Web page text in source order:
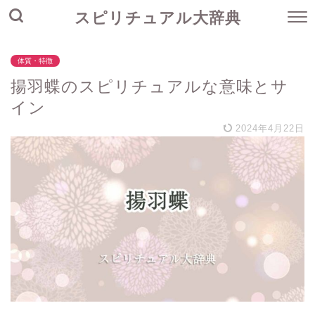
スピリチュアル大辞典
体質・特徴
揚羽蝶のスピリチュアルな意味とサ
イン
2024年4月22日